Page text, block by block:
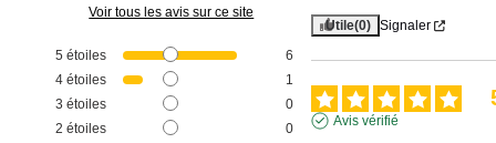
Voir tous les avis sur ce site
5 étoiles
6
4 étoiles
1
3 étoiles
0
2 étoiles
0
Utile(0) Signaler
Avis vérifié